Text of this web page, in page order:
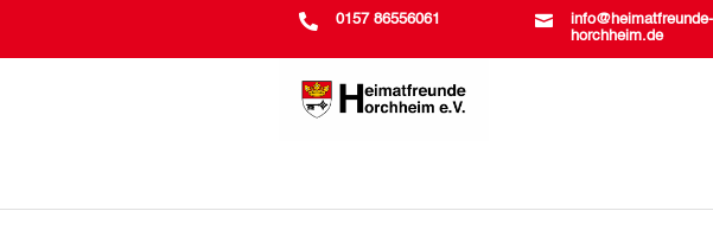
 0157 86556061 
info@heimatfreunde-
horchheim.de